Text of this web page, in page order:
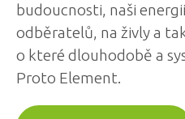
budoucnosti, naši
odběratelů, na živly a
o které dlouhodobě a
Proto Element.